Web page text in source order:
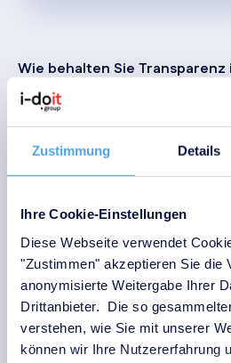
Zustimmung Details
Ihre Cookie-Einstellungen
Diese Webseite verwendet
"Zustimmen" akzeptieren Sie die
anonymisierte Weitergabe Ihrer
Drittanbieter. Die so
verstehen, wie Sie mit unserer
können wir Ihre Nutzererfahrung
Wie behalten Sie
Serverschränken?
Serverräume sind
fehlende oder veraltete
i-doit visualisiert Serverräume
detailliert und strukturiert.
Netzwerk- und
übersichtlich dargestellt und
verknüpft.
Vorteile:
Übersichtliche Visualisierung